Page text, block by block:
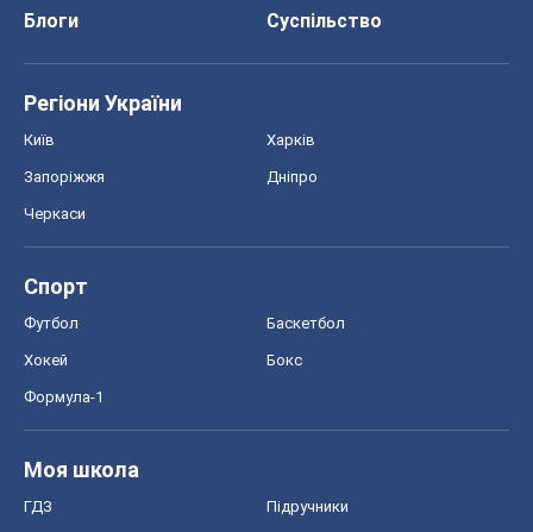
Блоги
Суспільство
Регіони України
Київ Харків
Запоріжжя Дніпро
Черкаси
Спорт
Футбол Баскетбол
Хокей Бокс
Формула-1
Моя школа
ГДЗ Підручники